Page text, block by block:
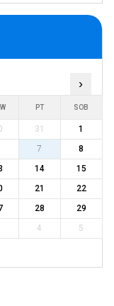
›
PT SOB
31
1
7
8
14
15
21
22
28
29
4 5